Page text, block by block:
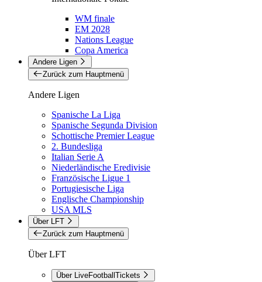
WM finale
EM 2028
Nations League
Copa America
Andere Ligen
Zurück zum Hauptmenü
Andere Ligen
Spanische La Liga
Spanische Segunda Division
Schottische Premier League
2. Bundesliga
Italian Serie A
Niederländische Eredivisie
Französische Ligue 1
Portugiesische Liga
Englische Championship
USA MLS
Über LFT
Zurück zum Hauptmenü
Über LFT
Über LiveFootballTickets